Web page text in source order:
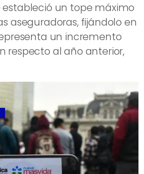
estableció un tope máximo
aseguradoras, fijándolo en
un incremento
respecto al año anterior,